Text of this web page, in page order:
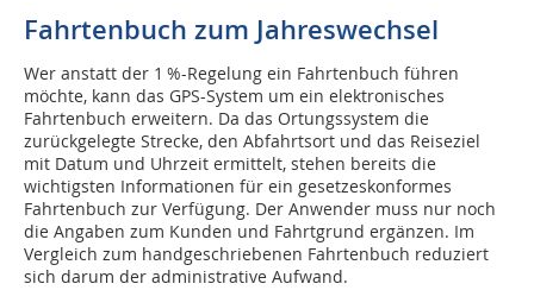
Fahrtenbuch zum Jahreswechsel
Wer anstatt der 1 %-Regelung ein Fahrtenbuch führen
möchte, kann das GPS-System um ein elektronisches
Fahrtenbuch erweitern. Da das Ortungssystem die
zurückgelegte Strecke, den Abfahrtsort und das Reiseziel
mit Datum und Uhrzeit ermittelt, stehen bereits die
wichtigsten Informationen für ein gesetzeskonformes
Fahrtenbuch zur Verfügung. Der Anwender muss nur noch
die Angaben zum Kunden und Fahrtgrund ergänzen. Im
Vergleich zum handgeschriebenen Fahrtenbuch reduziert
sich darum der administrative Aufwand.